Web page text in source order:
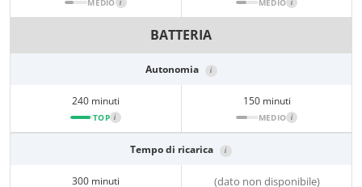
MEDIO i MEDIO i
BATTERIA
Autonomia i
240 minuti
TOP i
150 minuti
MEDIO i
Tempo di ricarica i
300 minuti (dato non disponibile)